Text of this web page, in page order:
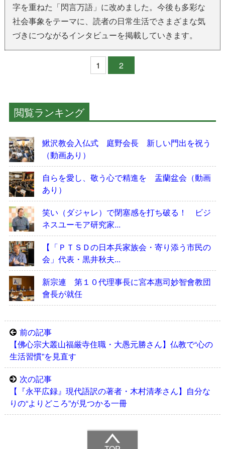
字を重ねた「閃言万語」に改めました。今後も多彩な
社会事象をテーマに、読者の日常生活でさまざまな気
づきにつながるインタビューを掲載していきます。
1 2
閲覧ランキング
鰍沢教会入仏式 庭野会長 新しい門出を祝う
（動画あり）
自らを愛し、敬う心で精進を 盂蘭盆会（動画
あり）
笑い（ダジャレ）で閉塞感を打ち破る！ ビジ
ネスユーモア研究家...
【「ＰＴＳＤの日本兵家族会・寄り添う市民の
会」代表・黒井秋夫...
新宗連 第１０代理事長に宮本惠司妙智會教団
會長が就任
前の記事
【佛心宗大叢山福厳寺住職・大愚元勝さん】仏教で“心の
生活習慣”を見直す
次の記事
【『永平広録』現代語訳の著者・木村清孝さん】自分な
りの“よりどころ”が見つかる一冊